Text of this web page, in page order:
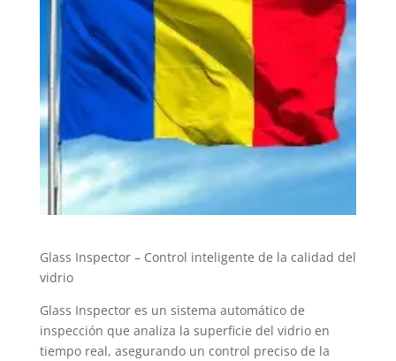
Glass Inspector – Control inteligente de la calidad del
vidrio
Glass Inspector es un sistema automático de
inspección que analiza la superficie del vidrio en
tiempo real, asegurando un control preciso de la